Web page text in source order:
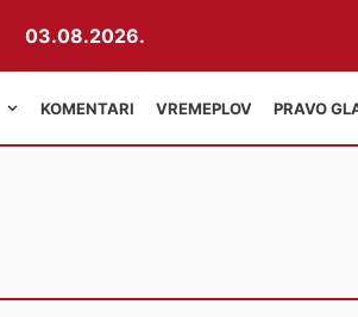
03.08.2026.
KOMENTARI VREMEPLOV PRAVO